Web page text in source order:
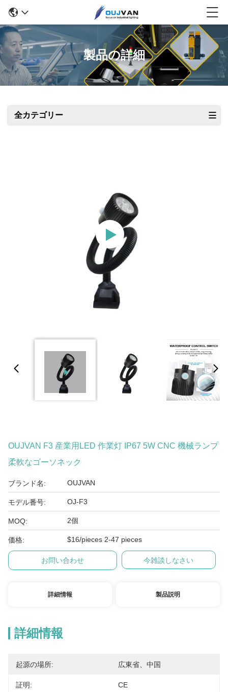
製品の詳細
全カテゴリー
OUJVAN F3 産業用LED 作業灯 IP67 5W CNC 機械ランプ
柔軟なゴーソネック
ブランド名: OUJVAN
モデル番号: OJ-F3
MOQ: 2個
価格: $16/pieces 2-47 pieces
お問い合わせ 今雑談しなさい
詳細情報 製品説明
詳細情報
起源の場所: 広東省、中国
証明: CE